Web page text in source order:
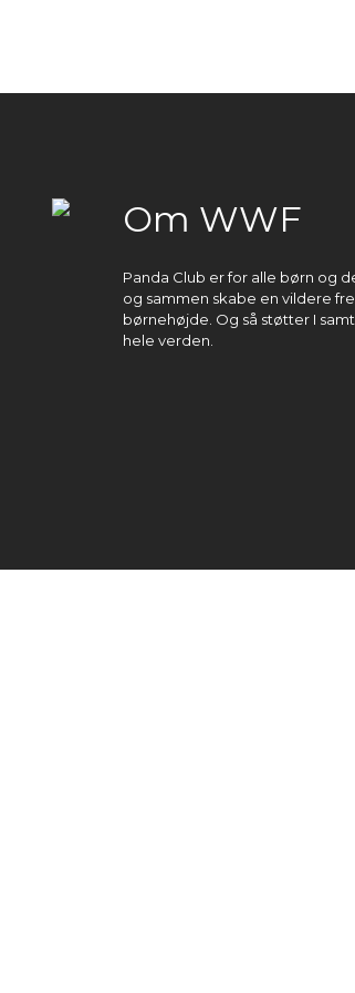
Om WWF
Panda Club er for alle børn og
og sammen skabe en vildere
børnehøjde. Og så støtter I
hele verden.